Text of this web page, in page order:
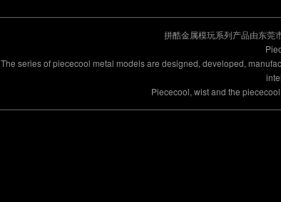
拼酷金属模玩系列产品由东莞
The series of piececool metal models are designed, developed,
Piececool, wist and the